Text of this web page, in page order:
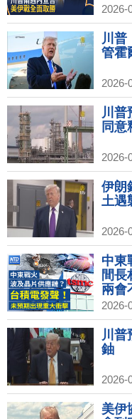
2026-
川普
管霍
2026-
川普
同意
2026-
伊朗
土遇
2026-
中東
間長
兩會
空襲
科技
際隊
黎時
2026-
川普
鈾
2026-
美伊